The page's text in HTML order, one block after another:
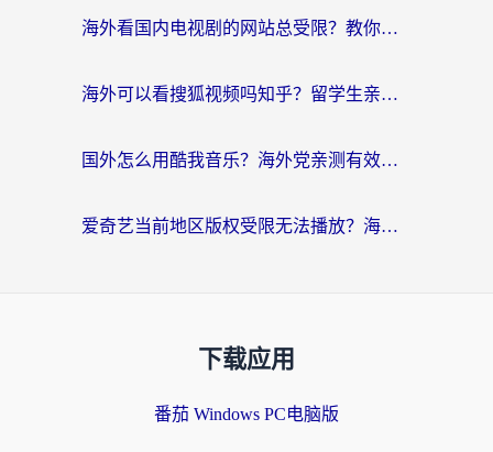
海外看国内电视剧的网站总受限？教你选对回国加速器，轻松追热剧
海外可以看搜狐视频吗知乎？留学生亲测有效的回国加速器选择指南
国外怎么用酷我音乐？海外党亲测有效的回国加速方案，附千千音乐中文歌收听指南
爱奇艺当前地区版权受限无法播放？海外党追剧看电影的终极解决方案来了
下载应用
番茄 Windows PC电脑版